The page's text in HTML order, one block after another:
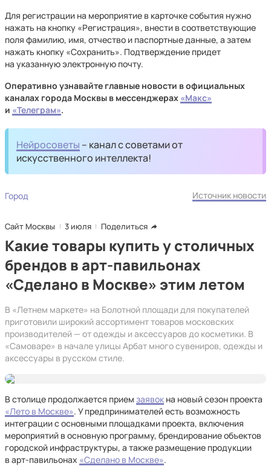
Для регистрации на мероприятие в карточке события нужно
нажать на кнопку «Регистрация», внести в соответствующие
поля фамилию, имя, отчество и паспортные данные, а затем
нажать кнопку «Сохранить». Подтверждение придет
на указанную электронную почту.
Оперативно узнавайте главные новости в официальных
каналах города Москвы в мессенджерах «Макс»
и «Телеграм».
Нейросоветы – канал с советами от
искусственного интеллекта!
Город Источник новости
Сайт Москвы 3 июля Поделиться
Какие товары купить у столичных
брендов в арт-павильонах
«Сделано в Москве» этим летом
В «Летнем маркете» на Болотной площади для покупателей
приготовили широкий ассортимент товаров московских
производителей — от одежды и аксессуаров до косметики. В
«Самоваре» в начале улицы Арбат много сувениров, одежды и
аксессуары в русском стиле.
В столице продолжается прием заявок на новый сезон проекта
«Лето в Москве». У предпринимателей есть возможность
интеграции с основными площадками проекта, включения
мероприятий в основную программу, брендирование объектов
городской инфраструктуры, а также размещение продукции
в арт-павильонах «Сделано в Москве».